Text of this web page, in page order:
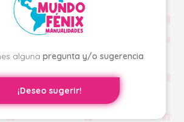
alguna pregunta y/o sugerencia.
¡Deseo sugerir!